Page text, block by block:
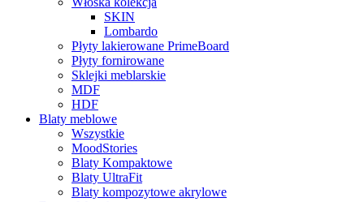
SKIN
Lombardo
Płyty lakierowane PrimeBoard
Płyty fornirowane
Sklejki meblarskie
MDF
HDF
Blaty meblowe
Wszystkie
MoodStories
Blaty Kompaktowe
Blaty UltraFit
Blaty kompozytowe akrylowe